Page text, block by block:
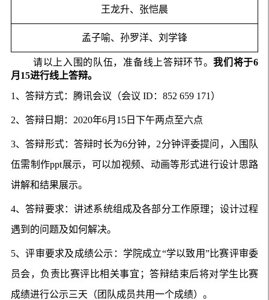
王龙升、张恺晨
孟子喻、孙罗洋、刘学锋
请以上入围的队伍，准备线上答辩环节。我们将于6
月15进行线上答辩。
1、答辩方式：腾讯会议（会议 ID：852 659 171）
2、答辩日期：2020年6月15日下午两点至六点
3、答辩形式：答辩时长为6分钟，2分钟评委提问，入围队
伍需制作ppt展示，可以加视频、动画等形式进行设计思路
讲解和结果展示。
4、答辩要求：讲述系统组成及各部分工作原理；设计过程
遇到的问题及如何解决。
5、评审要求及成绩公示：学院成立“学以致用”比赛评审委
员会，负责比赛评比相关事宜；答辩结束后将对学生比赛
成绩进行公示三天（团队成员共用一个成绩）。